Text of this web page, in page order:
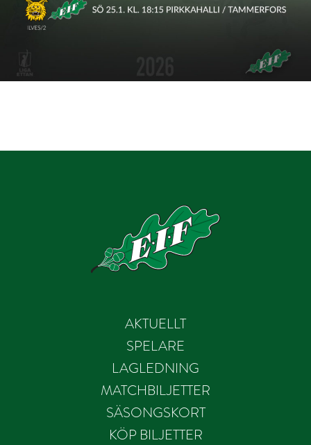
AKTUELLT
SPELARE
LAGLEDNING
MATCHBILJETTER
SÄSONGSKORT
KÖP BILJETTER